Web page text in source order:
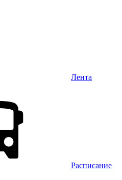
Лента
Расписание